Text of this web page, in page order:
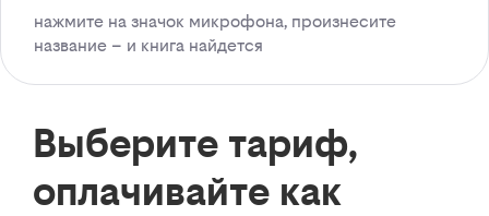
нажмите на значок микрофона, произнесите
название – и книга найдется
Выберите тариф,
оплачивайте как